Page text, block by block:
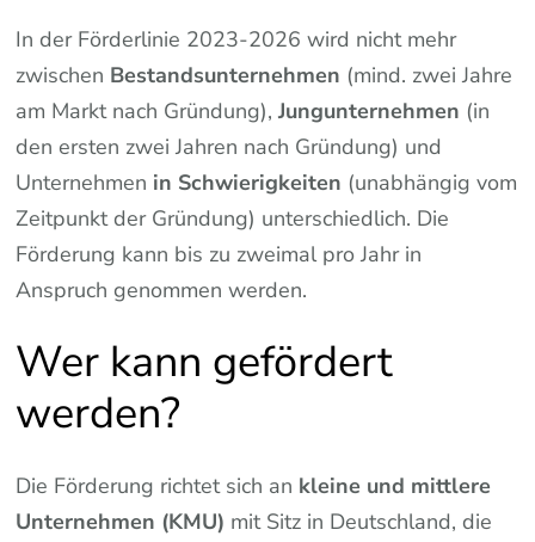
In der Förderlinie 2023-2026 wird nicht mehr
zwischen Bestandsunternehmen (mind. zwei Jahre
am Markt nach Gründung),Jungunternehmen (in
den ersten zwei Jahren nach Gründung) und
Unternehmen in Schwierigkeiten (unabhängig vom
Zeitpunkt der Gründung) unterschiedlich. Die
Förderung kann bis zu zweimal pro Jahr in
Anspruch genommen werden.
Wer kann gefördert
werden?
Die Förderung richtet sich an kleine und mittlere
Unternehmen (KMU) mit Sitz in Deutschland, die